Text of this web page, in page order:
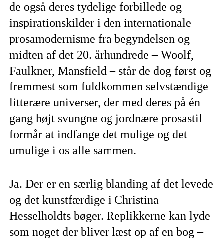
de også deres tydelige forbillede og
inspirationskilder i den internationale
prosamodernisme fra begyndelsen og
midten af det 20. århundrede – Woolf,
Faulkner, Mansfield – står de dog først og
fremmest som fuldkommen selvstændige
litterære universer, der med deres på én
gang højt svungne og jordnære prosastil
formår at indfange det mulige og det
umulige i os alle sammen.
Ja. Der er en særlig blanding af det levede
og det kunstfærdige i Christina
Hesselholdts bøger. Replikkerne kan lyde
som noget der bliver læst op af en bog –